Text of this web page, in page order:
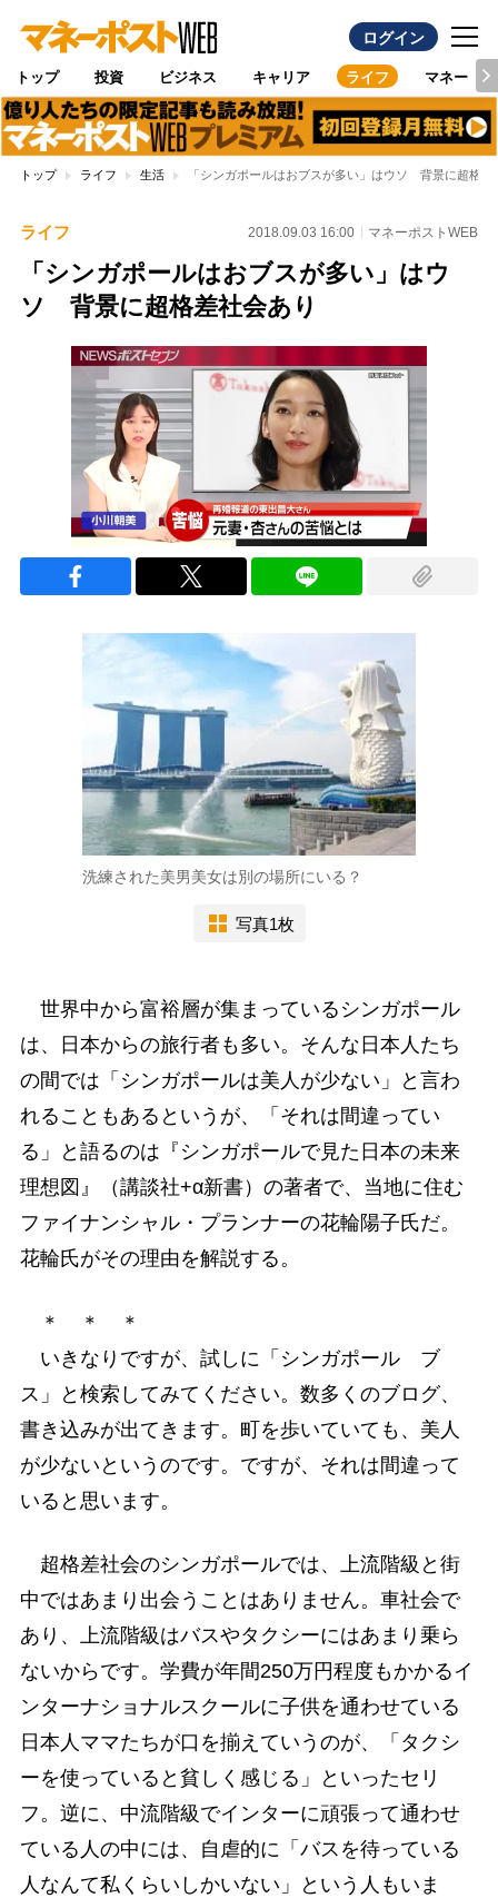
ログイン
トップ 投資 ビジネス キャリア ライフ マネー
トップ ライフ 生活 「シンガポールはおブスが多い」はウソ 背景に超格差
ライフ 2018.09.03 16:00 マネーポストWEB
「シンガポールはおブスが多い」はウ
ソ 背景に超格差社会あり
洗練された美男美女は別の場所にいる？
写真1枚
世界中から富裕層が集まっているシンガポール
は、日本からの旅行者も多い。そんな日本人たち
の間では「シンガポールは美人が少ない」と言わ
れることもあるというが、「それは間違ってい
る」と語るのは『シンガポールで見た日本の未来
理想図』（講談社+α新書）の著者で、当地に住む
ファイナンシャル・プランナーの花輪陽子氏だ。
花輪氏がその理由を解説する。
＊ ＊ ＊
いきなりですが、試しに「シンガポール ブ
ス」と検索してみてください。数多くのブログ、
書き込みが出てきます。町を歩いていても、美人
が少ないというのです。ですが、それは間違って
いると思います。
超格差社会のシンガポールでは、上流階級と街
中ではあまり出会うことはありません。車社会で
あり、上流階級はバスやタクシーにはあまり乗ら
ないからです。学費が年間250万円程度もかかるイ
ンターナショナルスクールに子供を通わせている
日本人ママたちが口を揃えていうのが、「タクシ
ーを使っていると貧しく感じる」といったセリ
フ。逆に、中流階級でインターに頑張って通わせ
ている人の中には、自虐的に「バスを待っている
人なんて私くらいしかいない」という人もいま